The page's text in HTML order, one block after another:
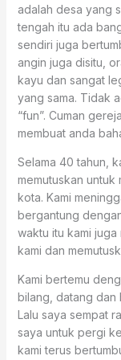
adalah desa yang
tengah itu ada
sendiri juga
angin juga disitu,
kayu dan sangat
yang sama. Tidak
“fun”. Cuman
membuat anda
Selama 40 tahun,
memutuskan untuk
kota. Kami
bergantung
waktu itu kami
kami dan
Kami bertemu
bilang, datang dan
Lalu saya sempat
saya untuk pergi
kami terus